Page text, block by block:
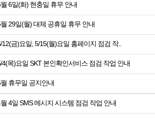
6일(화) 현충일 휴무 안내
29일(월) 대체 공휴일 휴무 안내
12(금)요일, 5/15(월)요일 홈페이지 점검 작..
4(목)요일 SKT 본인확인서비스 점검 작업 안내
휴무일 공지안내
4일 SMS 메시지 시스템 점검 작업 안내